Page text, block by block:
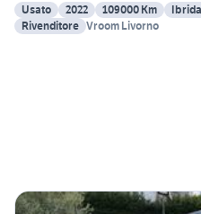
Usato
2022 109000 Km Ibrida
Rivenditore Vroom Livorno